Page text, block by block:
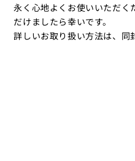
永く心地よくお使いいただく
だけましたら幸いです。
詳しいお取り扱い方法は、同